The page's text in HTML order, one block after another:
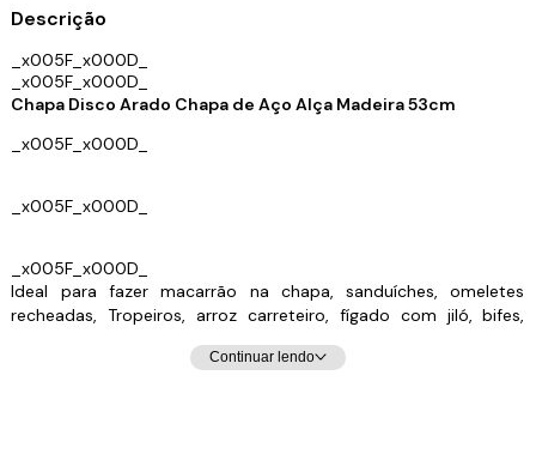
Descrição
_x005F_x000D_
_x005F_x000D_
Chapa Disco Arado Chapa de Aço Alça Madeira 53cm
_x005F_x000D_
_x005F_x000D_
_x005F_x000D_
Ideal para fazer macarrão na chapa, sanduíches, omeletes
recheadas, Tropeiros, arroz carreteiro, fígado com jiló, bifes,
arado sabe. Ideal para Fogão à lenha, Fogão a gás e Fogareiro.
Continuar lendo